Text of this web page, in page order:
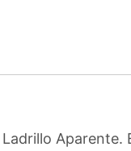
Aparente.